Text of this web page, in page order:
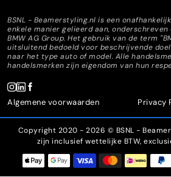
BSNL - Beamerstyling.nl is een
enkele manier gelieerd aan,
BMW AG Group. Het gebruik van de term
uitsluitend bedoeld voor beschrijvende
naar het type auto of model. Alle
handelsmerken zijn eigendom van hun
Algemene voorwaarden Privacy
Copyright 2020 - 2026 © BSNL -
zijn inclusief wettelijke BTW,